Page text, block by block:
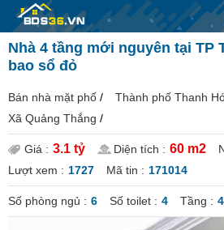
Nhà 4 tầng mới nguyên tại TP
bao sổ đỏ
Bán nhà mặt phố / Thành phố Thanh
Xã Quảng Thắng /
Giá : 3.1 tỷ Diện tích : 60 m2
Lượt xem : 1727 Mã tin : 171014
Số phòng ngủ : 6 Số toilet : 4 Tầng : 4